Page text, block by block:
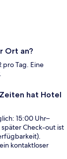
Ort an?
pro Tag. Eine
hat Hotel
15:00 Uhr–
Check-out ist
kontaktloser